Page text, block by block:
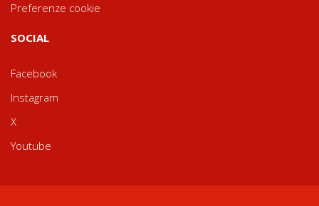
Preferenze cookie
SOCIAL
Facebook
Instagram
X
Youtube